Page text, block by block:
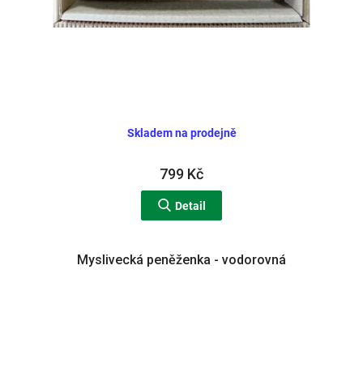
Skladem na prodejně
799 Kč
Detail
Myslivecká peněženka - vodorovná